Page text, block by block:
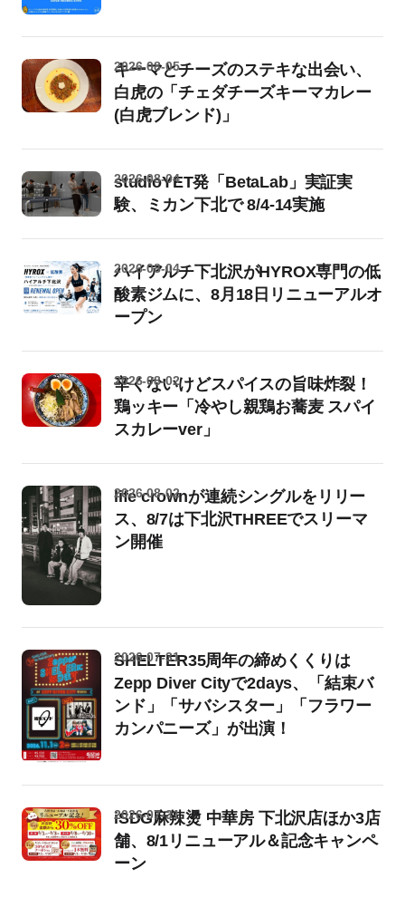
キーマとチーズのステキな出会い、
白虎の「チェダチーズキーマカレー
(白虎ブレンド)」
2026-08-05
studioYET発「BetaLab」実証実
験、ミカン下北で 8/4-14実施
2026-08-04
ハイアルチ下北沢がHYROX専門の低
酸素ジムに、8月18日リニューアルオ
ープン
2026-08-04
辛くないけどスパイスの旨味炸裂！
鶏ッキー「冷やし親鶏お蕎麦 スパイ
スカレーver」
2026-08-02
life crownが連続シングルをリリー
ス、8/7は下北沢THREEでスリーマ
ン開催
2026-08-02
SHELTER35周年の締めくくりは
Zepp Diver Cityで2days、「結束バ
ンド」「サバシスター」「フラワー
カンパニーズ」が出演！
2026-07-31
iSDG麻辣燙 中華房 下北沢店ほか3店
舗、8/1リニューアル＆記念キャンペ
ーン
2026-07-31